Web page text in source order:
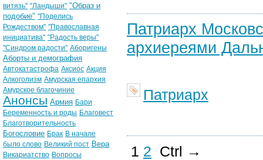
Патриарх
архиереями
Патриарх
1 2 Ctrl →
витязь" "Ландыши" "Образ и
подобие" "Поделись
Рождеством" "Православная
инициатива" "Радость веры"
"Синдром радости" Аборигены
Аборты и демография
Автокатастрофа Аксиос Акция
Алкоголизм Амурская епархия
Амурское благочиние
Анонсы Армия Бари
Беременность и роды Благовест
Благотворительность
Богословие Брак В начале
было слово Великий пост Вера
Викариатство Вопросы